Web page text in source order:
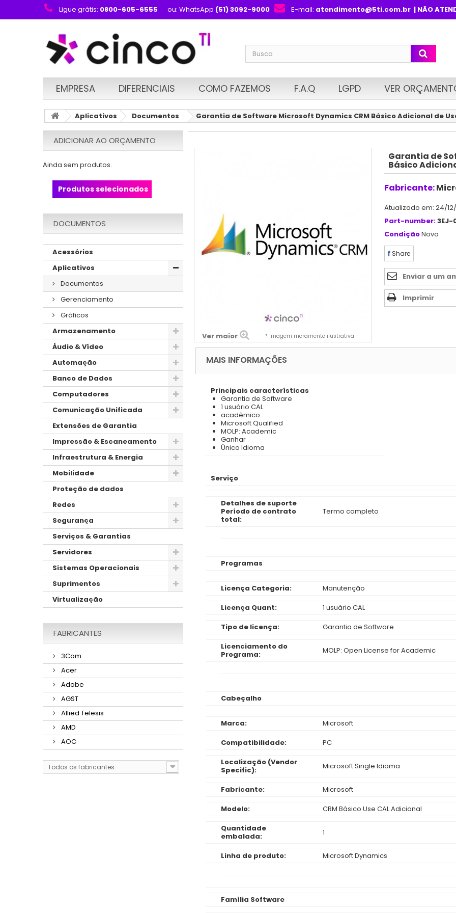
Ligue grátis: 0800-605-6555 ou: WhatsApp (51) 3092-9000 E-mail: atendimento@5ti.com.br| NÃO
EMPRESA DIFERENCIAIS COMO FAZEMOS F.A.Q LGPD VER
Aplicativos Documentos Garantia de Software Microsoft Dynamics CRM Básico Adicional de Uso
ADICIONAR AO ORÇAMENTO
Ainda sem produtos.
Produtos selecionados
DOCUMENTOS
Acessórios
Aplicativos
Documentos
Gerenciamento
Gráficos
Armazenamento
Áudio & Vídeo
Automação
Banco de Dados
Computadores
Comunicação Unificada
Extensões de Garantia
Impressão & Escaneamento
Infraestrutura & Energia
Mobilidade
Proteção de dados
Redes
Segurança
Serviços & Garantias
Servidores
Sistemas Operacionais
Suprimentos
Virtualização
FABRICANTES
3Com
Acer
Adobe
AGST
Allied Telesis
AMD
AOC
Todos os fabricantes
Ver maior * Imagem meramente ilustrativa
Garantia de
Básico
Fabricante:
Atualizado em: 24/
Part-number:3EJ-
CondiçãoNovo
Share
Enviar a um
Imprimir
MAIS INFORMAÇÕES
Principais características
Garantia de Software
1 usuário CAL
acadêmico
Microsoft Qualified
MOLP: Academic
Ganhar
Único Idioma
Serviço
Detalhes de suporte
Período de contrato
total:
Termo completo
Programas
Licença Categoria:
Manutenção
Licença Quant:
1 usuário CAL
Tipo de licença:
Garantia de Software
Licenciamento do
Programa:
MOLP: Open License for Academic
Cabeçalho
Marca:
Microsoft
Compatibilidade:
PC
Localização (Vendor
Specific):
Microsoft Single Idioma
Fabricante:
Microsoft
Modelo:
CRM Básico Use CAL Adicional
Quantidade
embalada:
1
Linha de produto: Microsoft Dynamics
Família Software